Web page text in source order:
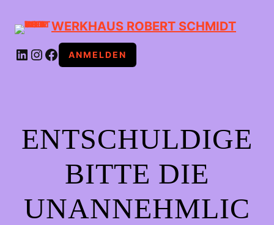
WERKHAUS ROBERT SCHMIDT
LINKEDIN INSTAGRAMFACEBOOK ANMELDEN
ENTSCHULDIGE
BITTE DIE
UNANNEHMLIC